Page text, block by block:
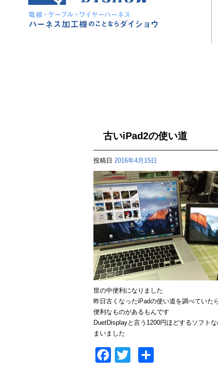
古いiPad2の使い道
投稿日 2016年4月15日
世の中便利になりました
昨日古くなったiPadの使い道を調べていた
便利なものがあるもんです
DuetDisplayと言う1200円ほどするソフト
まいました
Facebook
Twitter